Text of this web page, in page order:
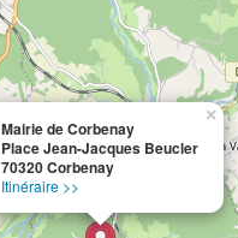
Mairie de Corbenay
Place Jean-Jacques Beucler
70320 Corbenay
Itinéraire >>
×